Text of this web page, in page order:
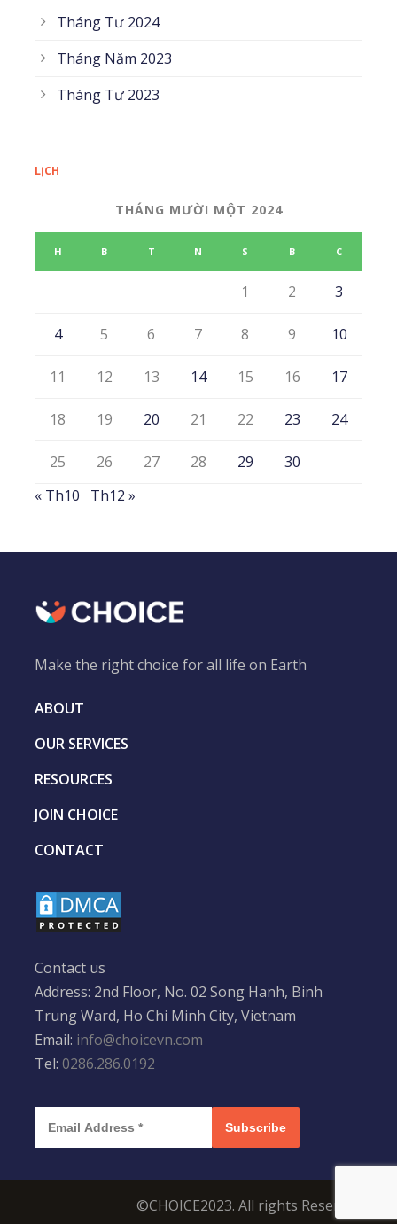
Tháng Tư 2024
Tháng Năm 2023
Tháng Tư 2023
LỊCH
THÁNG MƯỜI MỘT 2024
H B T N S B C
1 2 3
4 5 6 7 8 9 10
11 12 13 14 15 16 17
18 19 20 21 22 23 24
25 26 27 28 29
30
« Th10
Th12 »
Make the right choice for all life on Earth
ABOUT
OUR SERVICES
RESOURCES
JOIN CHOICE
CONTACT
Contact us
Address: 2nd Floor, No. 02 Song Hanh, Binh
Trung Ward, Ho Chi Minh City, Vietnam
Email: info@choicevn.com
Tel: 0286.286.0192
Subscribe
©CHOICE2023. All rights Reserved